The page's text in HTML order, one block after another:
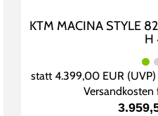
KTM MACINA STYLE
H
statt4.399,00 EUR(UVP)
Versandkosten